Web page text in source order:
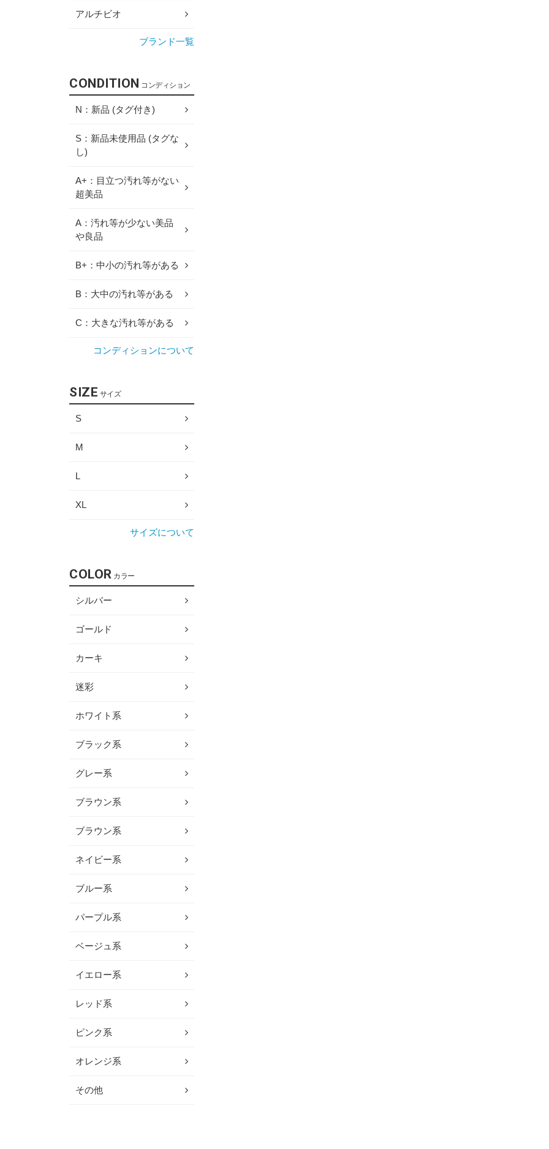
アルチビオ
ブランド一覧
CONDITION コンディション
N：新品 (タグ付き)
S：新品未使用品 (タグな
し)
A+：目立つ汚れ等がない
超美品
A：汚れ等が少ない美品
や良品
B+：中小の汚れ等がある
B：大中の汚れ等がある
C：大きな汚れ等がある
コンディションについて
SIZE サイズ
S
M
L
XL
サイズについて
COLOR カラー
シルバー
ゴールド
カーキ
迷彩
ホワイト系
ブラック系
グレー系
ブラウン系
ブラウン系
ネイビー系
ブルー系
パープル系
ベージュ系
イエロー系
レッド系
ピンク系
オレンジ系
その他